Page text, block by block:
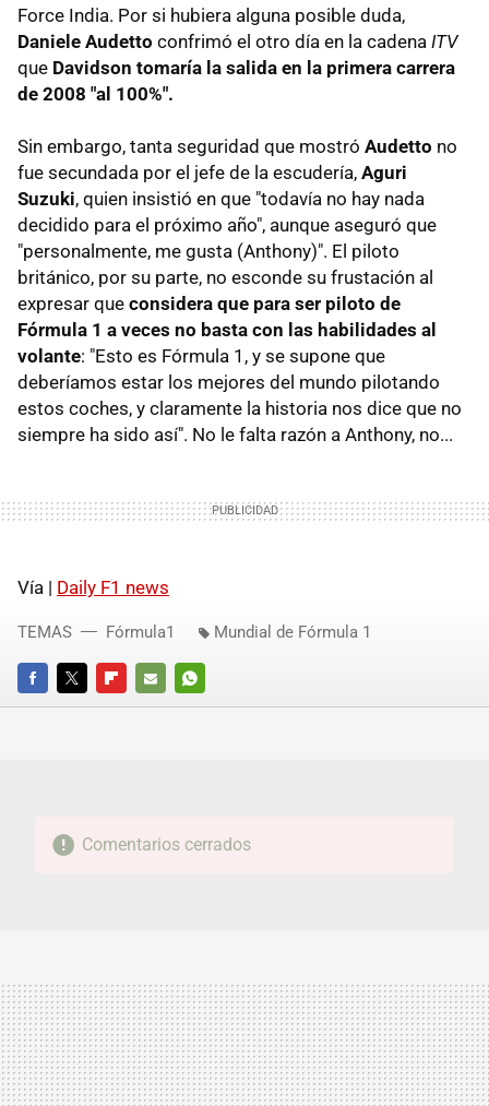
Force India. Por si hubiera alguna posible duda,
Daniele Audetto confrimó el otro día en la cadena ITV
que Davidson tomaría la salida en la primera carrera
de 2008 "al 100%".
Sin embargo, tanta seguridad que mostró Audetto no
fue secundada por el jefe de la escudería, Aguri
Suzuki, quien insistió en que "todavía no hay nada
decidido para el próximo año", aunque aseguró que
"personalmente, me gusta (Anthony)". El piloto
británico, por su parte, no esconde su frustación al
expresar que considera que para ser piloto de
Fórmula 1 a veces no basta con las habilidades al
volante: "Esto es Fórmula 1, y se supone que
deberíamos estar los mejores del mundo pilotando
estos coches, y claramente la historia nos dice que no
siempre ha sido así". No le falta razón a Anthony, no...
Vía | Daily F1 news
FACEBOOKTWITTERFLIPBOARD
E-
WHATSAPP
TEMAS Fórmula1 Mundial de Fórmula 1
Comentarios cerrados